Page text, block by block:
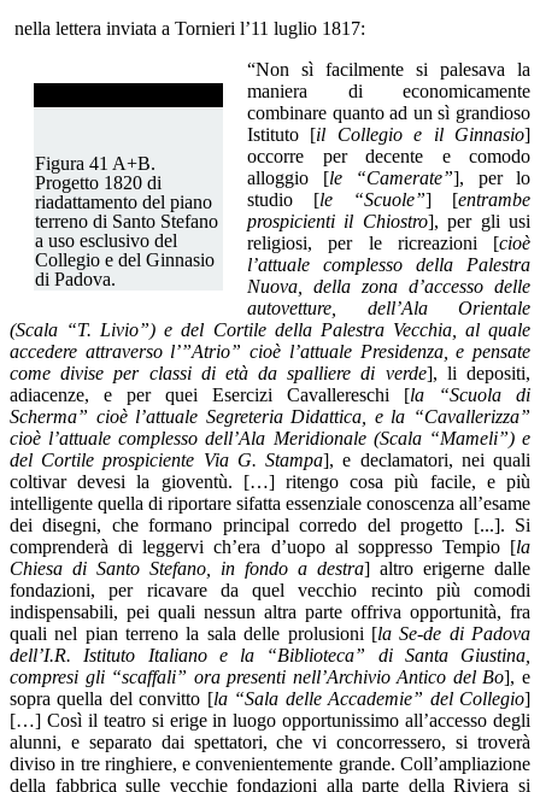
nella lettera inviata a Tornieri l’11 luglio 1817:
Figura 41 A+B.
Progetto 1820 di
riadattamento del piano
terreno di Santo Stefano
a uso esclusivo del
Collegio e del Ginnasio
di Padova.
“Non sì facilmente si palesava la
maniera di economicamente
combinare quanto ad un sì grandioso
Istituto [il Collegio e il Ginnasio]
occorre per decente e comodo
alloggio [le “Camerate”], per lo
studio [le “Scuole”] [entrambe
prospicienti il Chiostro], per gli usi
religiosi, per le ricreazioni [cioè
l’attuale complesso della Palestra
Nuova, della zona d’accesso delle
autovetture, dell’Ala Orientale
(Scala “T. Livio”) e del Cortile della Palestra Vecchia, al quale
accedere attraverso l’”Atrio” cioè l’attuale Presidenza,
e pensate
come divise per classi di età da spalliere di verde], li depositi,
adiacenze, e per quei Esercizi Cavallereschi [la “Scuola di
Scherma” cioè l’attuale Segreteria Didattica, e la “Cavallerizza”
cioè l’attuale complesso dell’Ala Meridionale (Scala “Mameli”) e
del Cortile prospiciente Via G. Stampa], e declamatori, nei quali
coltivar devesi la gioventù. […] ritengo cosa più facile, e più
intelligente quella di riportare sifatta essenziale conoscenza all’esame
dei disegni, che formano principal corredo del progetto [...]. Si
comprenderà di leggervi ch’era d’uopo al soppresso Tempio [la
Chiesa di Santo Stefano, in fondo a destra] altro erigerne dalle
fondazioni, per ricavare da quel vecchio recinto più comodi
indispensabili, pei quali nessun altra parte offriva opportunità, fra
quali nel pian terreno la sala delle prolusioni [la Se-de di Padova
dell’I.R. Istituto Italiano e la “Biblioteca” di Santa Giustina,
compresi gli “scaffali” ora presenti nell’Archivio Antico del Bo], e
sopra quella del convitto [la “Sala delle Accademie” del Collegio]
[…] Così il teatro si erige in luogo opportunissimo all’accesso degli
alunni, e separato dai spettatori, che vi concorressero, si troverà
diviso in tre ringhiere, e convenientemente grande. Coll’ampliazione
della fabbrica sulle vecchie fondazioni alla parte della Riviera si